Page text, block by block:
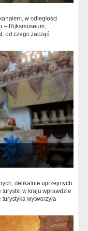
w odległości
– Rijksmuseum,
od czego zacząć
delikatnie uprzejmych.
w kraju wprawdzie
wytworzyła